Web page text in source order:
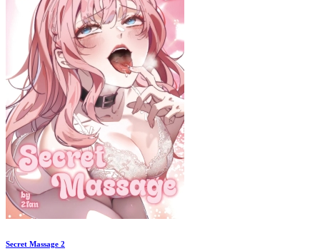
Secret Massage 2